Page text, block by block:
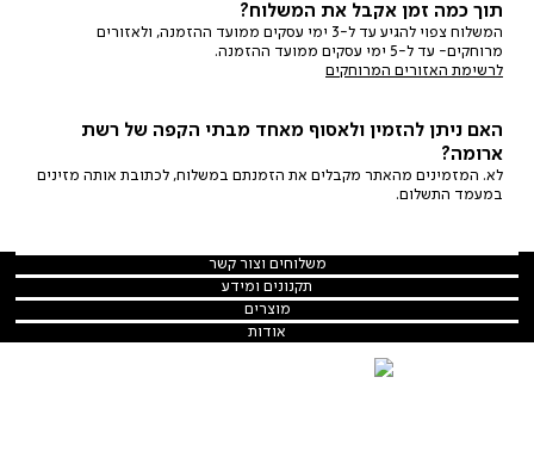
תוך כמה זמן אקבל את המשלוח?
המשלוח צפוי להגיע עד ל-3 ימי עסקים ממועד ההזמנה, ולאזורים
מרוחקים- עד ל-5 ימי עסקים ממועד ההזמנה.
לרשימת האזורים המרוחקים
האם ניתן להזמין ולאסוף מאחד מבתי הקפה של רשת
ארומה?
לא. המזמינים מהאתר מקבלים את הזמנתם במשלוח, לכתובת אותה מזינים
במעמד התשלום.
וצור
משלוחים וצור קשר
צור קשר
משלוחים
ומידע
תקנונים ומידע
תקנון
מדיניות הפרטיות
מוצרים
קפסולות
אודות